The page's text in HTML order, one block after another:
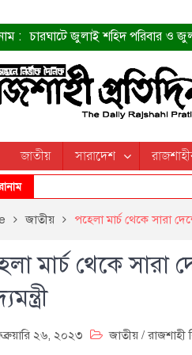
: চারঘাটে জুলাই শহিদ পরিবার ও
শহীদদের প্রত্যাশা এখনো পূরণ
ত্বক ভালো রাখতে যে ৫ কাজ করবেন
জুলাই স্মৃতি জাদুঘরের দুয়ার খুলেছে
শাহরুখের নতুন সিনেমার লুক
কোয়ার্টার ফাইনালে নেইমারের
ডেনিস লিয়ামিন রাশিয়ার ড্রোন
জুলাই শহিদদের আত্মত্যাগ জাতি
জাতীয় সারাদেশ
জাতীয় পহেলা মার্চ থেকে সারা
মার্চ থেকে সারা
২৬, ২০২৩ জাতীয় /রাজশাহী